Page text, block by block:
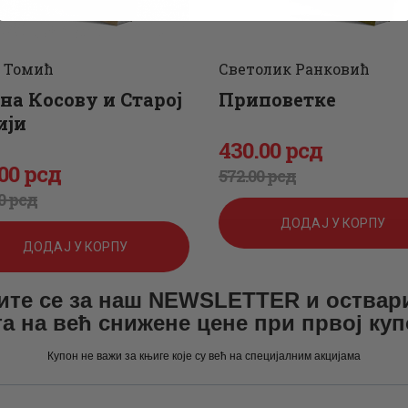
Томић
Косову и Старој
рсд
рсд
ДОДАЈ У КОРПУ
Светолик Ранковић
Приповетке
572.00рсд
Оригинална
цена
је
била:
572 .
0
430.00рсд
Тренутна
цена
је:
430.
0
0
ДОДАЈ У КОРПУ
се за наш NEWSLETTER и
на већ снижене цене при првој
Купон не важи за књиге које су већ на специјалним акцијама